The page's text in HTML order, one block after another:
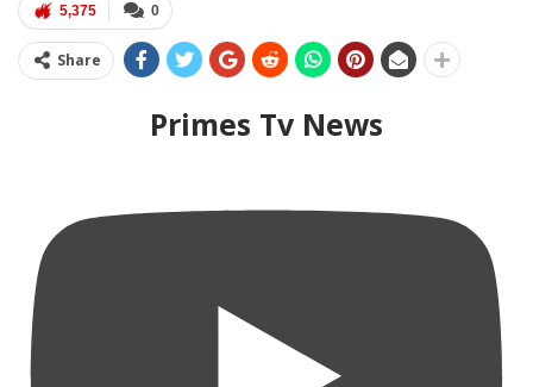
0
5,375
Share
Primes Tv News